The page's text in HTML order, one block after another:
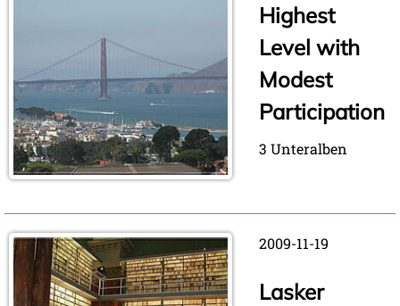
Highest
Level with
Modest
Participation
3 Unteralben
2009-11-19
Lasker